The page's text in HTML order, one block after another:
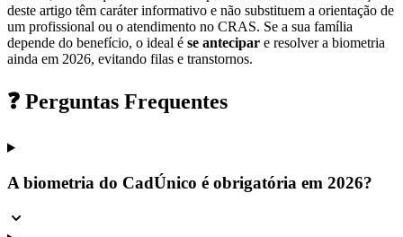
deste artigo têm caráter informativo e não substituem a orientação de
um profissional ou o atendimento no CRAS. Se a sua família
depende do benefício, o ideal é se antecipar e resolver a biometria
ainda em 2026, evitando filas e transtornos.
❓ Perguntas Frequentes
A biometria do CadÚnico é obrigatória em 2026?